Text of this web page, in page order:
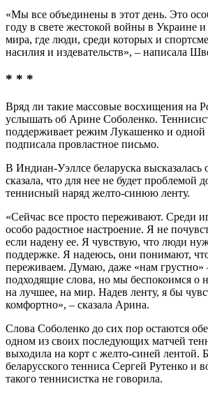
«Мы все объединены в этот день. Это
году в свете жестокой войны в Украине и
мира, где люди, среди которых и
насилия и издевательств», – написала
* * *
Вряд ли такие массовые восхищения на
услышать об Арине Соболенко.
поддерживает режим Лукашенко и одной
подписала провластное письмо.
В Индиан-Уэллсе беларуска высказалась
сказала, что для нее не будет проблемой
теннисный наряд желто-синюю ленту.
«Сейчас все просто переживают. Среди
особо радостное настроение. Я не
если надену ее. Я чувствую, что люди
поддержке. Я надеюсь, они понимают,
переживаем. Думаю, даже «нам грустно»
подходящие слова, но мы беспокоимся о
на лучшее, на мир. Надев ленту, я бы
комфортно», – сказала Арина.
Слова Соболенко до сих пор остаются
одном из своих последующих матчей
выходила на корт с желто-синей лентой.
беларусского тенниса Сергей Рутенко и
такого теннисистка не говорила.